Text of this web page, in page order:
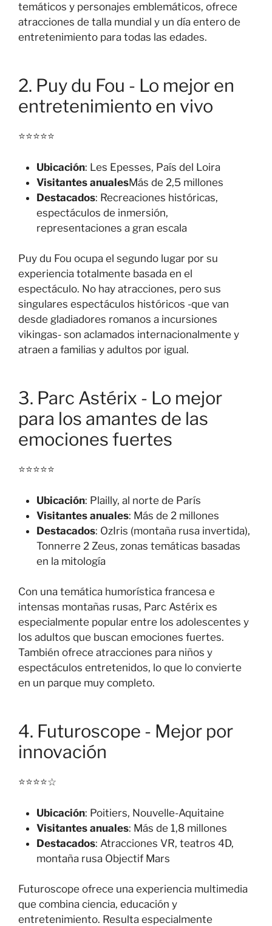
temáticos y personajes emblemáticos, ofrece
atracciones de talla mundial y un día entero de
entretenimiento para todas las edades.
2. Puy du Fou - Lo mejor en
entretenimiento en vivo
⭐⭐⭐⭐⭐
Ubicación: Les Epesses, País del Loira
Visitantes anualesMás de 2,5 millones
Destacados: Recreaciones históricas,
espectáculos de inmersión,
representaciones a gran escala
Puy du Fou ocupa el segundo lugar por su
experiencia totalmente basada en el
espectáculo. No hay atracciones, pero sus
singulares espectáculos históricos -que van
desde gladiadores romanos a incursiones
vikingas- son aclamados internacionalmente y
atraen a familias y adultos por igual.
3. Parc Astérix - Lo mejor
para los amantes de las
emociones fuertes
⭐⭐⭐⭐⭐
Ubicación: Plailly, al norte de París
Visitantes anuales: Más de 2 millones
Destacados: OzIris (montaña rusa invertida),
Tonnerre 2 Zeus, zonas temáticas basadas
en la mitología
Con una temática humorística francesa e
intensas montañas rusas, Parc Astérix es
especialmente popular entre los adolescentes y
los adultos que buscan emociones fuertes.
También ofrece atracciones para niños y
espectáculos entretenidos, lo que lo convierte
en un parque muy completo.
4. Futuroscope - Mejor por
innovación
⭐⭐⭐⭐☆
Ubicación: Poitiers, Nouvelle-Aquitaine
Visitantes anuales: Más de 1,8 millones
Destacados: Atracciones VR, teatros 4D,
montaña rusa Objectif Mars
Futuroscope ofrece una experiencia multimedia
que combina ciencia, educación y
entretenimiento. Resulta especialmente